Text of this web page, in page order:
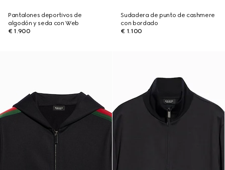
Pantalones deportivos de
algodón y seda con Web
€ 1.900
Sudadera de punto de cashmere
con bordado
€ 1.100